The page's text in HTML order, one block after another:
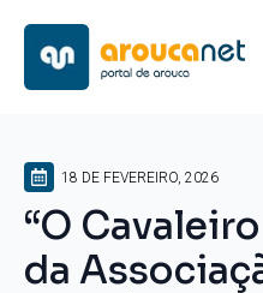
18 DE FEVEREIRO, 2026
“O
da